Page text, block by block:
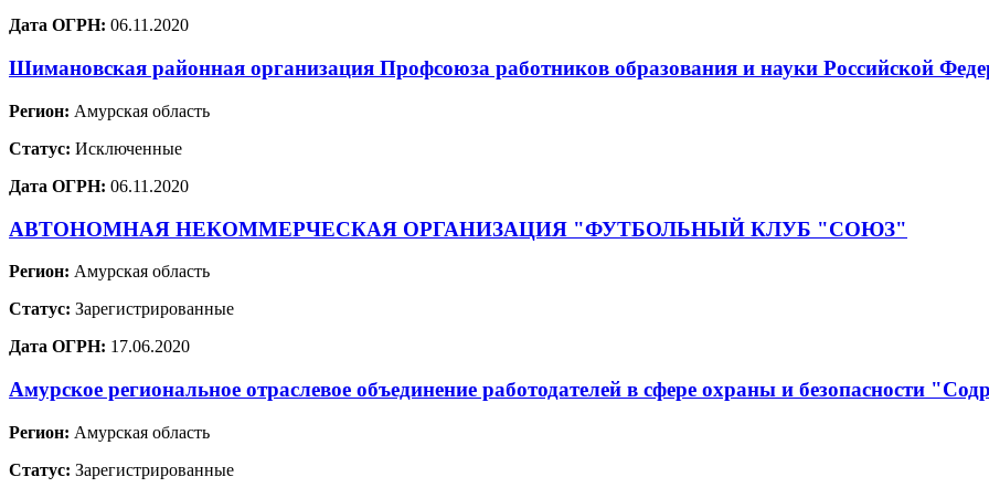
Дата ОГРН: 06.11.2020
Шимановская районная организация Профсоюза работников образования и науки Российской
Регион: Амурская область
Статус: Исключенные
Дата ОГРН: 06.11.2020
АВТОНОМНАЯ НЕКОММЕРЧЕСКАЯ ОРГАНИЗАЦИЯ "ФУТБОЛЬНЫЙ КЛУБ "СОЮЗ"
Регион: Амурская область
Статус: Зарегистрированные
Дата ОГРН: 17.06.2020
Амурское региональное отраслевое объединение работодателей в сфере охраны и безопасности
Регион: Амурская область
Статус: Зарегистрированные